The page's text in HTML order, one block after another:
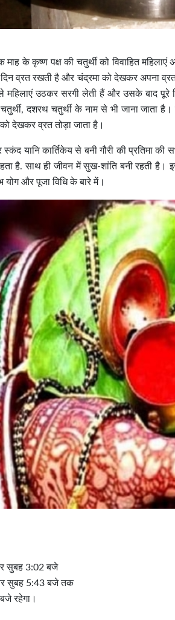
माह के कृष्ण पक्ष की चतुर्थी को विवाहित
व्रत रखती है और चंद्रमा को देखकर अपना
महिलाएं उठकर सरगी लेती हैं और उसके बाद
दशरथ चतुर्थी के नाम से भी जाना जाता
देखकर व्रत तोड़ा जाता है।
यानि कार्तिकेय से बनी गौरी की प्रतिमा
है. साथ ही जीवन में सुख-शांति बनी रहती
और पूजा विधि के बारे में।
सुबह 3:02 बजे
सुबह 5:43 बजे तक
रहेगा।